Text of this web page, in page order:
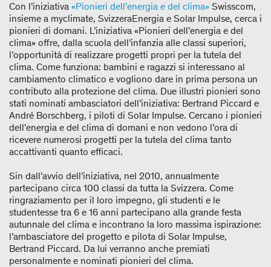
Con l’iniziativa «Pionieri dell’energia e del clima» Swisscom,
insieme a myclimate, SvizzeraEnergia e Solar Impulse, cerca i
pionieri di domani. L’iniziativa «Pionieri dell’energia e del
clima» offre, dalla scuola dell’infanzia alle classi superiori,
l’opportunità di realizzare progetti propri per la tutela del
clima. Come funziona: bambini e ragazzi si interessano al
cambiamento climatico e vogliono dare in prima persona un
contributo alla protezione del clima. Due illustri pionieri sono
stati nominati ambasciatori dell’iniziativa: Bertrand Piccard e
André Borschberg, i piloti di Solar Impulse. Cercano i pionieri
dell’energia e del clima di domani e non vedono l’ora di
ricevere numerosi progetti per la tutela del clima tanto
accattivanti quanto efficaci.
Sin dall’avvio dell’iniziativa, nel 2010, annualmente
partecipano circa 100 classi da tutta la Svizzera. Come
ringraziamento per il loro impegno, gli studenti e le
studentesse tra 6 e 16 anni partecipano alla grande festa
autunnale del clima e incontrano la loro massima ispirazione:
l’ambasciatore del progetto e pilota di Solar Impulse,
Bertrand Piccard. Da lui verranno anche premiati
personalmente e nominati pionieri del clima.